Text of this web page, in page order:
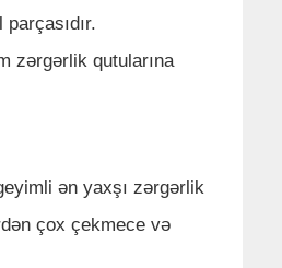
zərgərlik qutularına
ən yaxşı zərgərlik
çox çekmece və